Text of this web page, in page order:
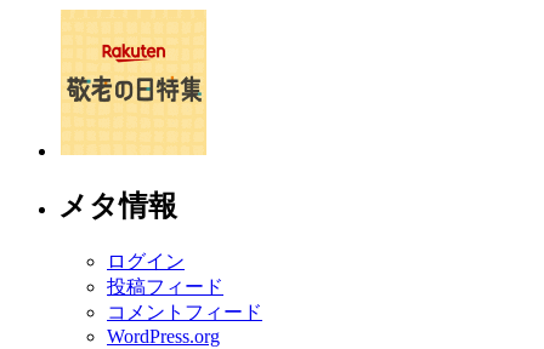
メタ情報
ログイン
投稿フィード
コメントフィード
WordPress.org